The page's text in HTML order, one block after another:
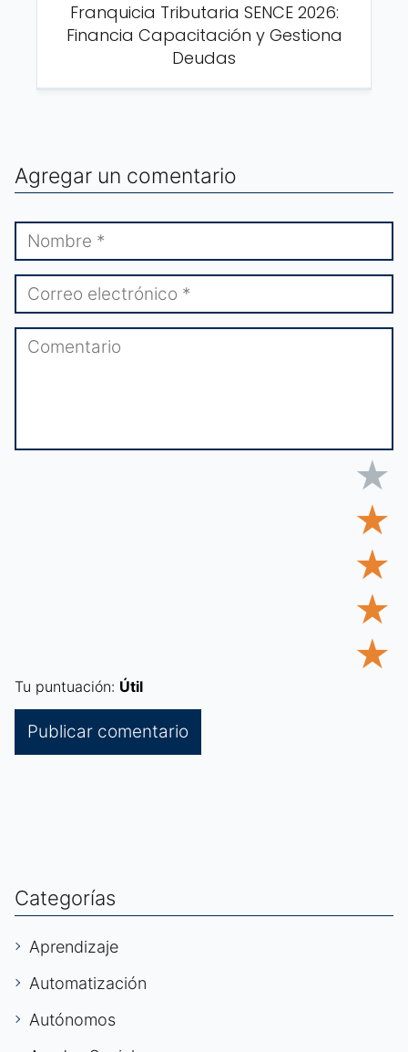
Franquicia Tributaria SENCE 2026:
Financia Capacitación y Gestiona
Deudas
Agregar un comentario
★
★
★
★
★
Tu puntuación: Útil
Categorías
Aprendizaje
Automatización
Autónomos